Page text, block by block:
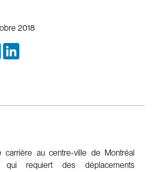
2018
Twitter
carrière au centre-ville de Montréal
qui requiert des déplacements